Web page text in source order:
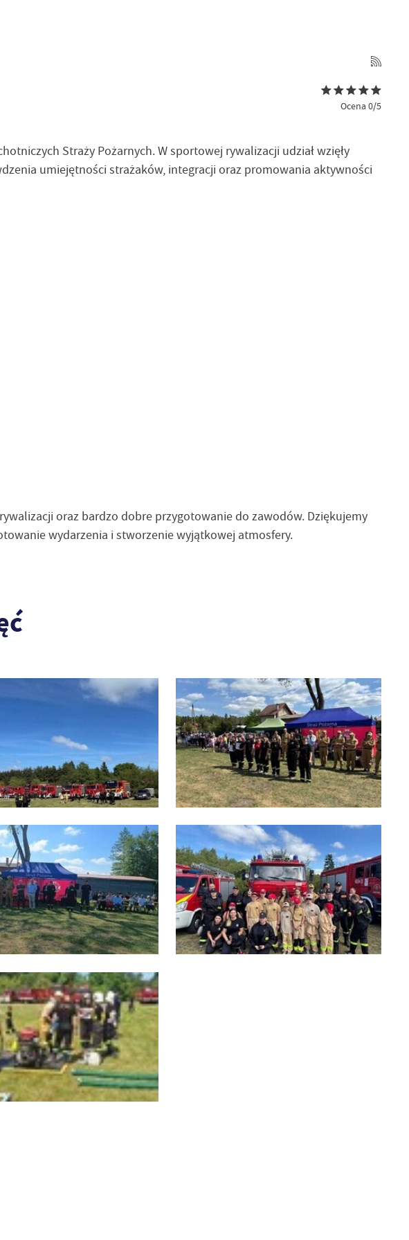
Ocena 0/5
Straży Pożarnych. W sportowej rywalizacji udział wzięły
umiejętności strażaków, integracji oraz promowania aktywności
oraz bardzo dobre przygotowanie do zawodów. Dziękujemy
wydarzenia i stworzenie wyjątkowej atmosfery.